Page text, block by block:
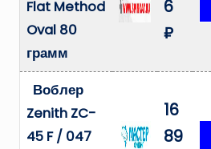
Flat Method
Oval 80
грамм
6
₽
Воблер
Zenith ZC-
45 F / 047
16
89